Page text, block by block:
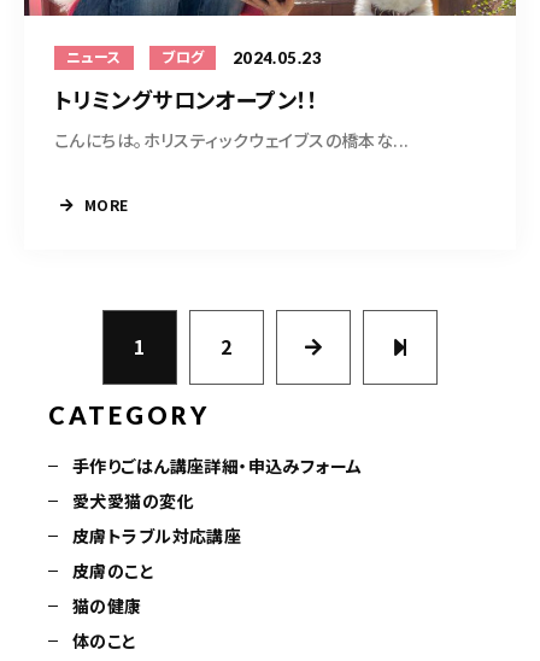
ニュース ブログ 2024.05.23
トリミングサロンオープン！！
こんにちは。ホリスティックウェイブスの橋本な...
MORE
1 2
CATEGORY
手作りごはん講座詳細・申込みフォーム
愛犬愛猫の変化
皮膚トラブル対応講座
皮膚のこと
猫の健康
体のこと